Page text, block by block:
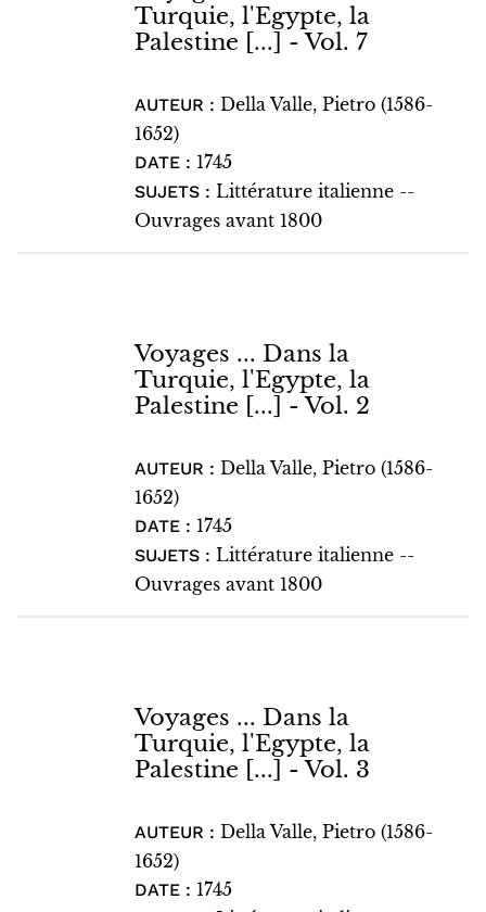
Turquie, l'Egypte, la
Palestine [...] - Vol. 7
AUTEUR : Della Valle, Pietro (1586-
1652)
DATE : 1745
SUJETS : Littérature italienne --
Ouvrages avant 1800
Voyages ... Dans la
Turquie, l'Egypte, la
Palestine [...] - Vol. 2
AUTEUR : Della Valle, Pietro (1586-
1652)
DATE : 1745
SUJETS : Littérature italienne --
Ouvrages avant 1800
Voyages ... Dans la
Turquie, l'Egypte, la
Palestine [...] - Vol. 3
AUTEUR : Della Valle, Pietro (1586-
1652)
DATE : 1745